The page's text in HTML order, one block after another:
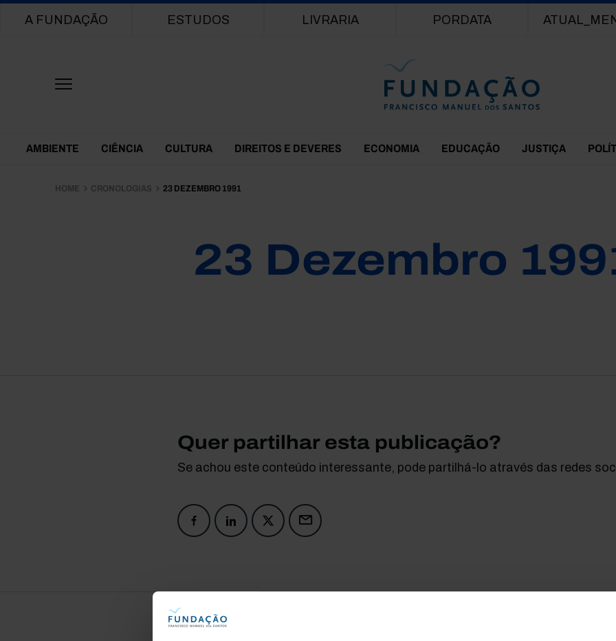
Main navigation
A FUNDAÇÃO ESTUDOS LIVRARIA PORDATA
Themes Menu
AMBIENTE CIÊNCIA CULTURA DIREITOS E DEVERES ECONOMIA EDUCAÇÃO JUSTIÇA
HOME CRONOLOGIAS 23 DEZEMBRO 1991
23 Dezembro
Quer partilhar esta publicação?
Se achou este conteúdo interessante, pode partilhá-lo através das redes